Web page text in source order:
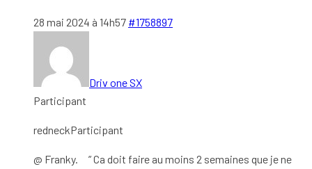
28 mai 2024 à 14h57 #1758897
Driv one SX
Participant
redneckParticipant
@ Franky. ” Ca doit faire au moins 2 semaines que je ne